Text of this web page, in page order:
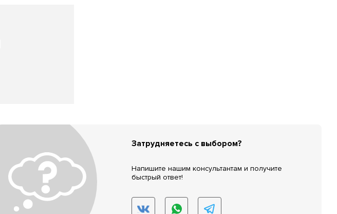
Затрудняетесь с выбором?
Напишите нашим консультантам и получите
быстрый ответ!